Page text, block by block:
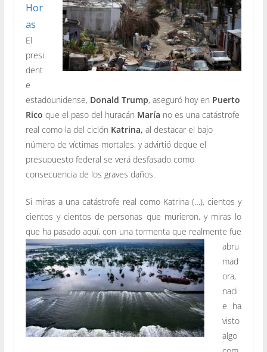
Hor
as
El
presi
dent
e
estadounidense, Donald Trump, aseguró hoy en Puerto
Rico que el paso del huracán María no es una catástrofe
real como la del ciclón Katrina, al destacar el bajo
número de víctimas mortales, y advirtió deque el
presupuesto federal se verá desfasado como
consecuencia de los graves daños.
Si miras a una catástrofe real como Katrina (…), cientos y
cientos y cientos de personas que murieron, y miras lo
que ha pasado aquí, con una tormenta que realmente fue
abru
mad
ora,
nadi
e ha
visto
algo